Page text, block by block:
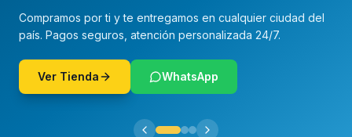
Compramos por ti y te entregamos en cualquier ciudad del
país. Pagos seguros, atención personalizada 24/7.
Ver Tienda WhatsApp